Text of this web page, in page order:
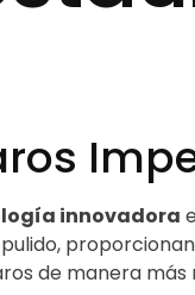
innovadora
de manera